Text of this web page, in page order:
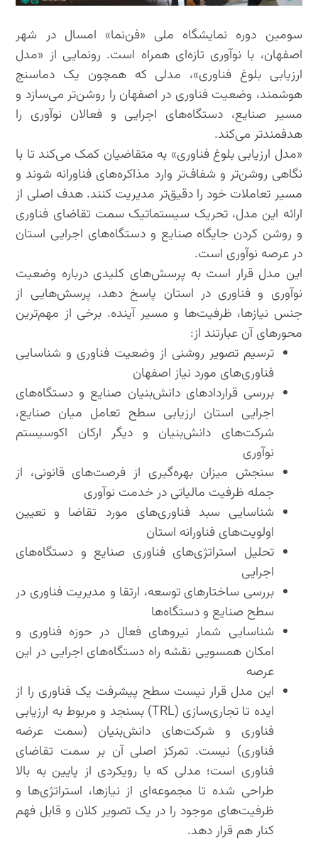
سومین دوره نمایشگاه ملی «فن‌نما» امسال در شهر
اصفهان، با نوآوری تازه‌ای همراه است. رونمایی از «مدل
ارزیابی بلوغ فناوری»، مدلی که همچون یک دماسنج
هوشمند، وضعیت فناوری در اصفهان را روشن‌تر می‌سازد و
مسیر صنایع، دستگاه‌های اجرایی و فعالان نوآوری را
هدفمندتر می‌کند.
«مدل ارزیابی بلوغ فناوری» به متقاضیان کمک می‌کند تا با
نگاهی روشن‌تر و شفاف‌تر وارد مذاکره‌های فناورانه شوند و
مسیر تعاملات خود را دقیق‌تر مدیریت کنند. هدف اصلی از
ارائه این مدل، تحریک سیستماتیک سمت تقاضای فناوری
و روشن کردن جایگاه صنایع و دستگاه‌های اجرایی استان
در عرصه نوآوری است.
این مدل قرار است به پرسش‌های کلیدی درباره وضعیت
نوآوری و فناوری در استان پاسخ دهد، پرسش‌هایی از
جنس نیازها، ظرفیت‌ها و مسیر آینده. برخی از مهم‌ترین
محورهای آن عبارتند از:
ترسیم تصویر روشنی از وضعیت فناوری و شناسایی
فناوری‌های مورد نیاز اصفهان
بررسی قراردادهای دانش‌بنیان صنایع و دستگاه‌های
اجرایی استان ارزیابی سطح تعامل میان صنایع،
شرکت‌های دانش‌بنیان و دیگر ارکان اکوسیستم
نوآوری
سنجش میزان بهره‌گیری از فرصت‌های قانونی، از
جمله ظرفیت مالیاتی در خدمت نوآوری
شناسایی سبد فناوری‌های مورد تقاضا و تعیین
اولویت‌های فناورانه استان
تحلیل استراتژی‌های فناوری صنایع و دستگاه‌های
اجرایی
بررسی ساختارهای توسعه، ارتقا و مدیریت فناوری در
سطح صنایع و دستگاه‌ها
شناسایی شمار نیروهای فعال در حوزه فناوری و
امکان همسویی نقشه راه دستگاه‌های اجرایی در این
عرصه
این مدل قرار نیست سطح پیشرفت یک فناوری را از
ایده تا تجاری‌سازی (TRL) بسنجد و مربوط به ارزیابی
فناوری و شرکت‌های دانش‌بنیان (سمت عرضه
فناوری) نیست. تمرکز اصلی آن بر سمت تقاضای
فناوری است؛ مدلی که با رویکردی از پایین به بالا
طراحی شده تا مجموعه‌ای از نیازها، استراتژی‌ها و
ظرفیت‌های موجود را در یک تصویر کلان و قابل فهم
کنار هم قرار دهد.